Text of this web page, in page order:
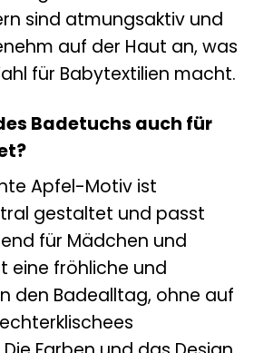
sind atmungsaktiv und
auf der Haut an, was
für Babytextilien macht.
Badetuchs auch für
Apfel-Motiv ist
gestaltet und passt
für Mädchen und
eine fröhliche und
den Badealltag, ohne auf